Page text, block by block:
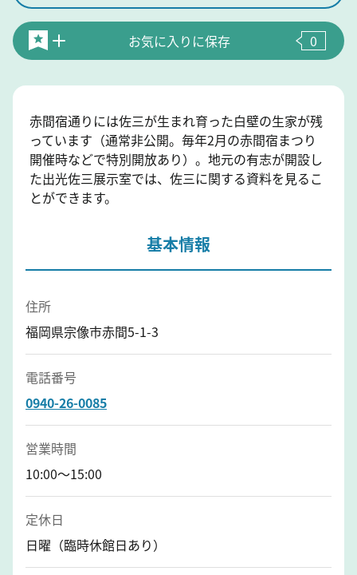
お気に入りに保存 0
赤間宿通りには佐三が生まれ育った白壁の生家が残
っています（通常非公開。毎年2月の赤間宿まつり
開催時などで特別開放あり）。地元の有志が開設し
た出光佐三展示室では、佐三に関する資料を見るこ
とができます。
基本情報
住所
福岡県宗像市赤間5-1-3
電話番号
0940-26-0085
営業時間
10:00～15:00
定休日
日曜（臨時休館日あり）